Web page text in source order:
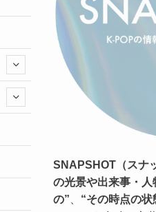
SNAPSHOT（スナ
の光景や出来事・
の”、 “その時点の